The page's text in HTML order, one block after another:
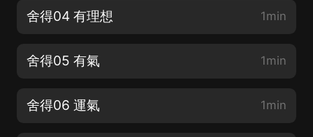
舍得04 有理想 1min
舍得05 有氣 1min
舍得06 運氣 1min